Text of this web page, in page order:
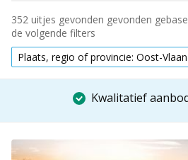
352 uitjes gevonden gevonden
de volgende filters
Plaats, regio of provincie: Oost-
Kwalitatief